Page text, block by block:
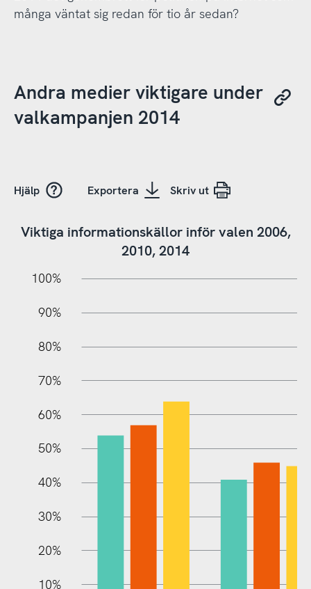
många väntat sig redan för tio år sedan?
Andra medier viktigare under
valkampanjen 2014
Hjälp Exportera Skriv ut
Viktiga informationskällor inför valen 2006,
2010, 2014
100%
100%
90%
80%
70%
60%
50%
40%
30%
20%
10%